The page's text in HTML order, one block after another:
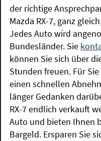
der richtige
Mazda RX-7, ganz
Jedes Auto wird
Bundesländer. Sie
können Sie sich über
Stunden freuen. Für
einen schnellen
länger Gedanken
RX-7 endlich verkauft
Auto und bieten Ihnen
Bargeld. Ersparen Sie